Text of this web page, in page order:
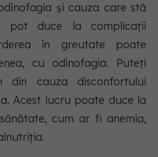
și cauza care stă
pot duce la complicații
în greutate poate
cu odinofagia. Puteți
din cauza disconfortului
Acest lucru poate duce la
cum ar fi anemia,